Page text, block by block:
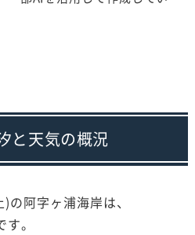
と天気の概況
阿字ヶ浦海岸は、
。